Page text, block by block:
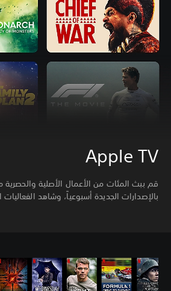
Apple TV
بالإصدارات الجديدة أسبوعياً، وشاهد الفعاليات